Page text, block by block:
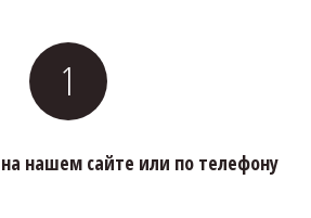
нашем сайте или по телефону